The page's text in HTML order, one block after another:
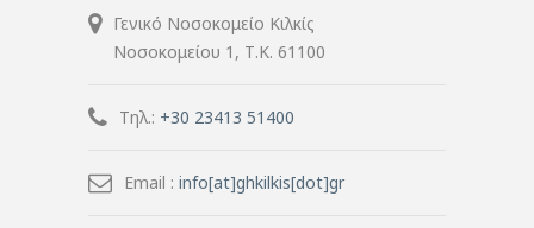
Γενικό Νοσοκομείο Κιλκίς
Νοσοκομείου 1, Τ.Κ. 61100
Τηλ.: +30 23413 51400
Email : info[at]ghkilkis[dot]gr